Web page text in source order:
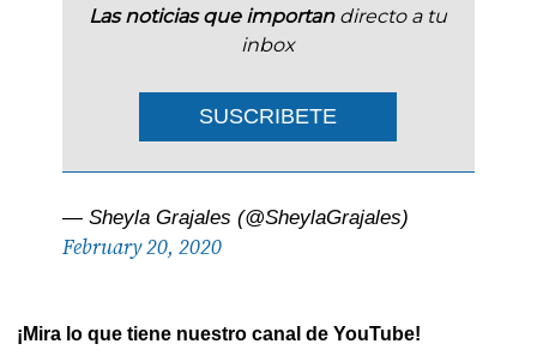
Las noticias que importan directo a tu
inbox
SUSCRIBETE
— Sheyla Grajales (@SheylaGrajales)
February 20, 2020
¡Mira lo que tiene nuestro canal de YouTube!